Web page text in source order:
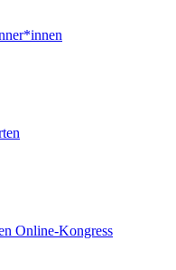
Online-Kongress